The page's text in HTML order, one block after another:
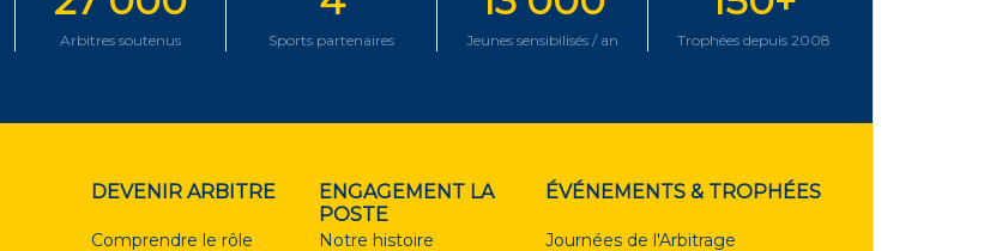
Arbitres soutenus Sports partenaires Jeunes sensibilisés / an Trophées depuis 2008
DEVENIR ARBITRE
Comprendre le rôle
ENGAGEMENT LA
POSTE
Notre histoire
ÉVÉNEMENTS & TROPHÉES
Journées de l'Arbitrage